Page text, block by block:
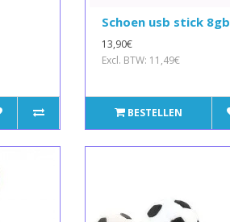
Schoen usb stick 8gb
13,90€
Excl. BTW: 11,49€
BESTELLEN